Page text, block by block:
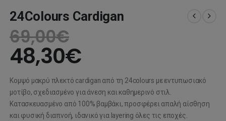
24Colours Cardigan
69,00€
48,30€
Κομψό μακρύ πλεκτό cardigan από τη 24colours με εντυπωσιακό
μοτίβο, σχεδιασμένο για άνεση και καθημερινό στιλ.
Κατασκευασμένο από 100% βαμβάκι, προσφέρει απαλή αίσθηση
και φυσική διαπνοή, ιδανικό για layering όλες τις εποχές.